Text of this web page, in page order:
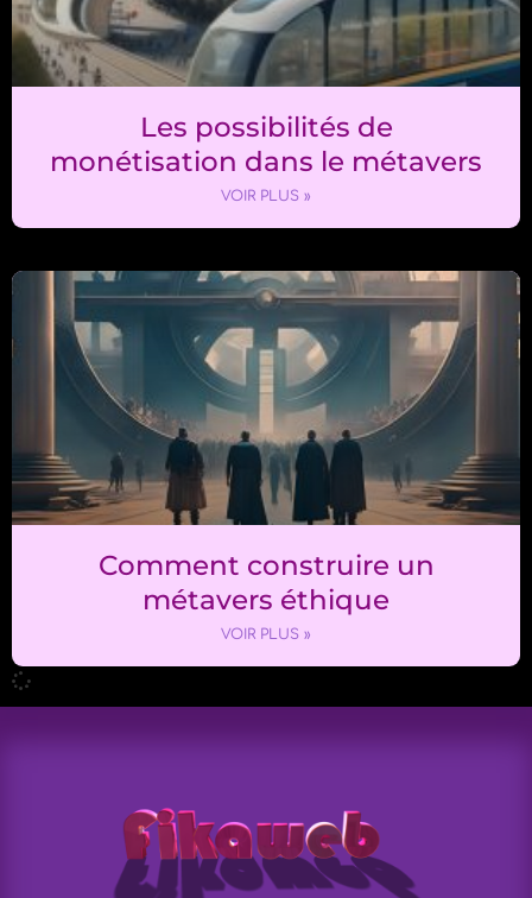
Les possibilités de
monétisation dans le métavers
VOIR PLUS »
Comment construire un
métavers éthique
VOIR PLUS »